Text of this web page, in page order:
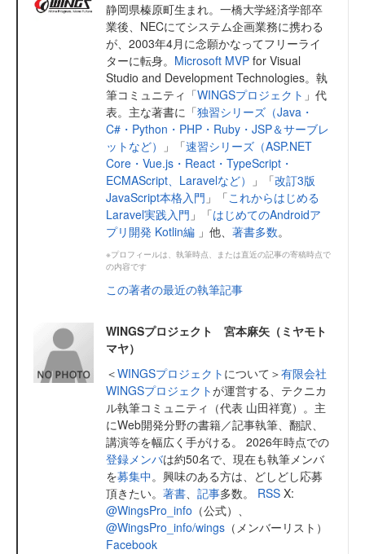
静岡県榛原町生まれ。一橋大学経済学部卒
業後、NECにてシステム企画業務に携わる
が、2003年4月に念願かなってフリーライ
ターに転身。 Microsoft MVP for Visual
Studio and Development Technologies。執
筆コミュニティ「WINGSプロジェクト 」代
表。主な著書に「独習シリーズ（Java・
C#・Python・PHP・Ruby・JSP＆サーブレ
ットなど）
」「速習シリーズ（ASP.NET
Core・Vue.js・React・TypeScript・
ECMAScript、Laravelなど）
」「改訂3版
JavaScript本格入門 」「これからはじめる
Laravel実践入門 」「はじめてのAndroidア
プリ開発 Kotlin編 」他、 著書多数。
※プロフィールは、執筆時点、または直近の記事の寄稿時点で
の内容です
この著者の最近の執筆記事
WINGSプロジェクト 宮本麻矢（ミヤモト
マヤ）
＜WINGSプロジェクト について＞有限会社
WINGSプロジェクトが運営する、テクニカ
ル執筆コミュニティ（代表 山田祥寛）。主
にWeb開発分野の書籍／記事執筆、翻訳、
講演等を幅広く手がける。 2026年時点での
登録メンバは約50名で、現在も執筆メンバ
を募集中。興味のある方は、どしどし応募
頂きたい。 著書、 記事多数。 RSS X:
@WingsPro_info （公式）、
@WingsPro_info/wings （メンバーリスト）
Facebook